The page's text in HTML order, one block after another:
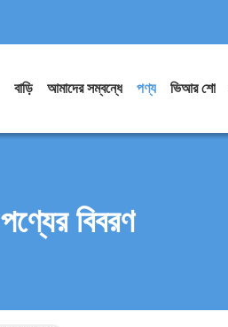
বাড়ি আমাদের সম্বন্ধে পণ্য ভিআর শো
পণ্যের বিবরণ